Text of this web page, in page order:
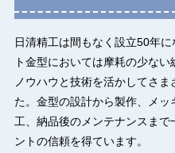
日清精工は間もなく設立50年
ト金型においては摩耗の少な
ノウハウと技術を活かしてさ
た。金型の設計から製作、メ
工、納品後のメンテナンスま
ントの信頼を得ています。